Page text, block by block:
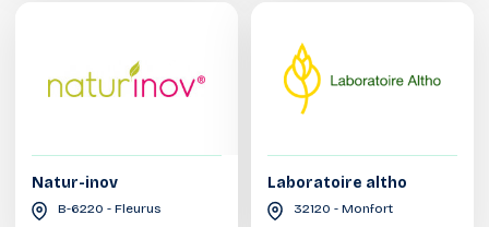
Natur-inov
B-6220 - Fleurus
Laboratoire altho
32120 - Monfort